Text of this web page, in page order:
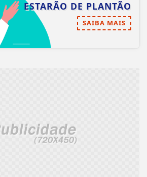
ESTARÃO DE PLANTÃO
SAIBA MAIS